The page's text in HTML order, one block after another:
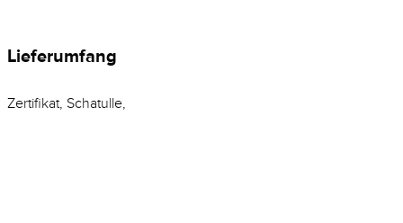
Lieferumfang
Zertifikat, Schatulle,